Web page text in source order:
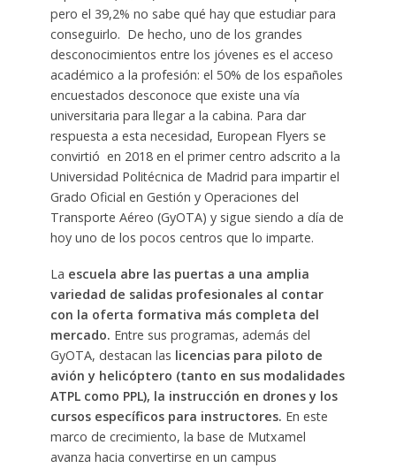
pero el 39,2% no sabe qué hay que estudiar para
conseguirlo. De hecho, uno de los grandes
desconocimientos entre los jóvenes es el acceso
académico a la profesión: el 50% de los españoles
encuestados desconoce que existe una vía
universitaria para llegar a la cabina. Para dar
respuesta a esta necesidad, European Flyers se
convirtió en 2018 en el primer centro adscrito a la
Universidad Politécnica de Madrid para impartir el
Grado Oficial en Gestión y Operaciones del
Transporte Aéreo (GyOTA) y sigue siendo a día de
hoy uno de los pocos centros que lo imparte.
La escuela abre las puertas a una amplia
variedad de salidas profesionales al contar
con la oferta formativa más completa del
mercado. Entre sus programas, además del
GyOTA, destacan las licencias para piloto de
avión y helicóptero (tanto en sus modalidades
ATPL como PPL), la instrucción en drones y los
cursos específicos para instructores. En este
marco de crecimiento, la base de Mutxamel
avanza hacia convertirse en un campus